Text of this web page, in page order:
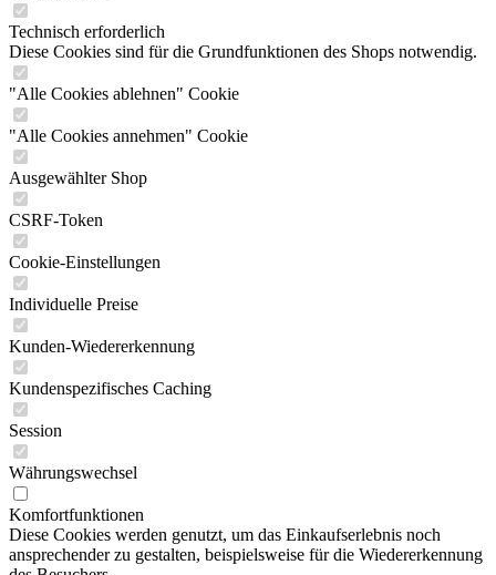
Technisch erforderlich
Diese Cookies sind für die Grundfunktionen des Shops notwendig.
"Alle Cookies ablehnen" Cookie
"Alle Cookies annehmen" Cookie
Ausgewählter Shop
CSRF-Token
Cookie-Einstellungen
Individuelle Preise
Kunden-Wiedererkennung
Kundenspezifisches Caching
Session
Währungswechsel
Komfortfunktionen
Diese Cookies werden genutzt, um das Einkaufserlebnis noch
ansprechender zu gestalten, beispielsweise für die Wiedererkennung